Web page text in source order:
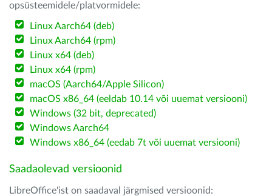
opsüsteemidele/platvormidele:
Linux Aarch64 (deb)
Linux Aarch64 (rpm)
Linux x64 (deb)
Linux x64 (rpm)
macOS (Aarch64/Apple Silicon)
macOS x86_64 (eeldab 10.14 või uuemat versiooni)
Windows (32 bit, deprecated)
Windows Aarch64
Windows x86_64 (eedab 7t või uuemat versiooni)
Saadaolevad versioonid
LibreOffice'ist on saadaval järgmised versioonid: